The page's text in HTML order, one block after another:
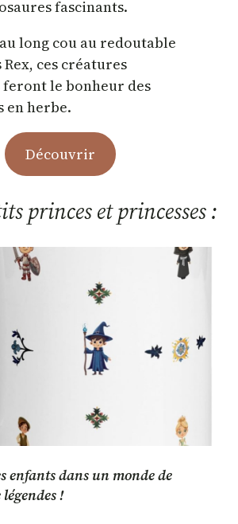
fascinants.
long cou au redoutable
ces créatures
le bonheur des
en herbe.
Découvrir
princes et princesses :
enfants dans un monde de
!